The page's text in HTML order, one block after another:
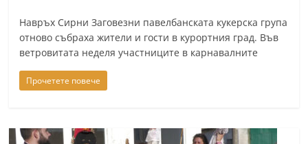
n
l
a
k
.
n
Навръх Сирни Заговезни павелбанската кукерска група
отново събраха жители и гости в курортния град. Във
ветровитата неделя участниците в карнавалните
Прочетете повече